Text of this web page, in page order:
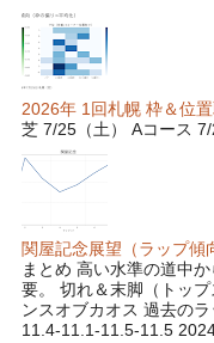
2026年 1回札幌 枠＆位
芝 7/25（土） Aコース
関屋記念展望（ラップ傾
まとめ 高い水準の道中
要。 切れ＆末脚（トッ
ンスオブカオス 過去の
11.4-11.1-11.5-11.5